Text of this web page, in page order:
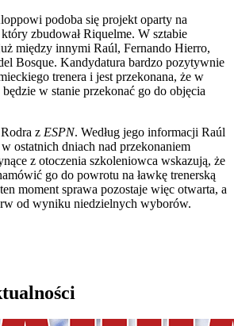
podoba się projekt oparty na
zbudował Riquelme. W sztabie
między innymi Raúl, Fernando Hierro,
Bosque. Kandydatura bardzo pozytywnie
trenera i jest przekonana, że w
w stanie przekonać go do objęcia
z ESPN. Według jego informacji Raúl
ostatnich dniach nad przekonaniem
z otoczenia szkoleniowca wskazują, że
go do powrotu na ławkę trenerską
moment sprawa pozostaje więc otwarta, a
od wyniku niedzielnych wyborów.